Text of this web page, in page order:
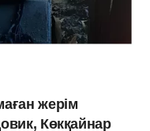
жерім
Көкқайнар